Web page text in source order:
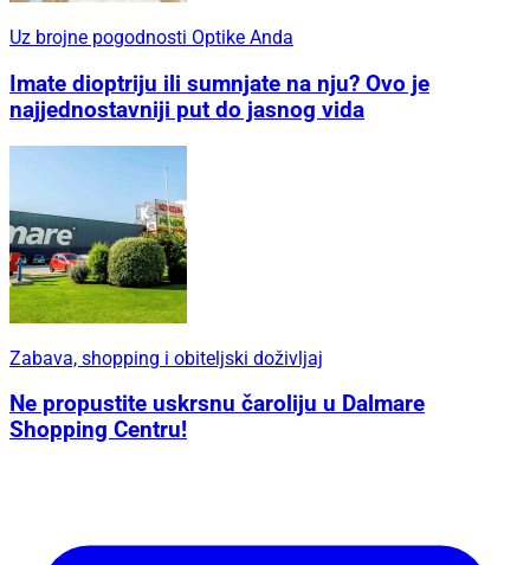
Uz brojne pogodnosti Optike Anda
Imate dioptriju ili sumnjate na nju? Ovo je
najjednostavniji put do jasnog vida
Zabava, shopping i obiteljski doživljaj
Ne propustite uskrsnu čaroliju u Dalmare
Shopping Centru!